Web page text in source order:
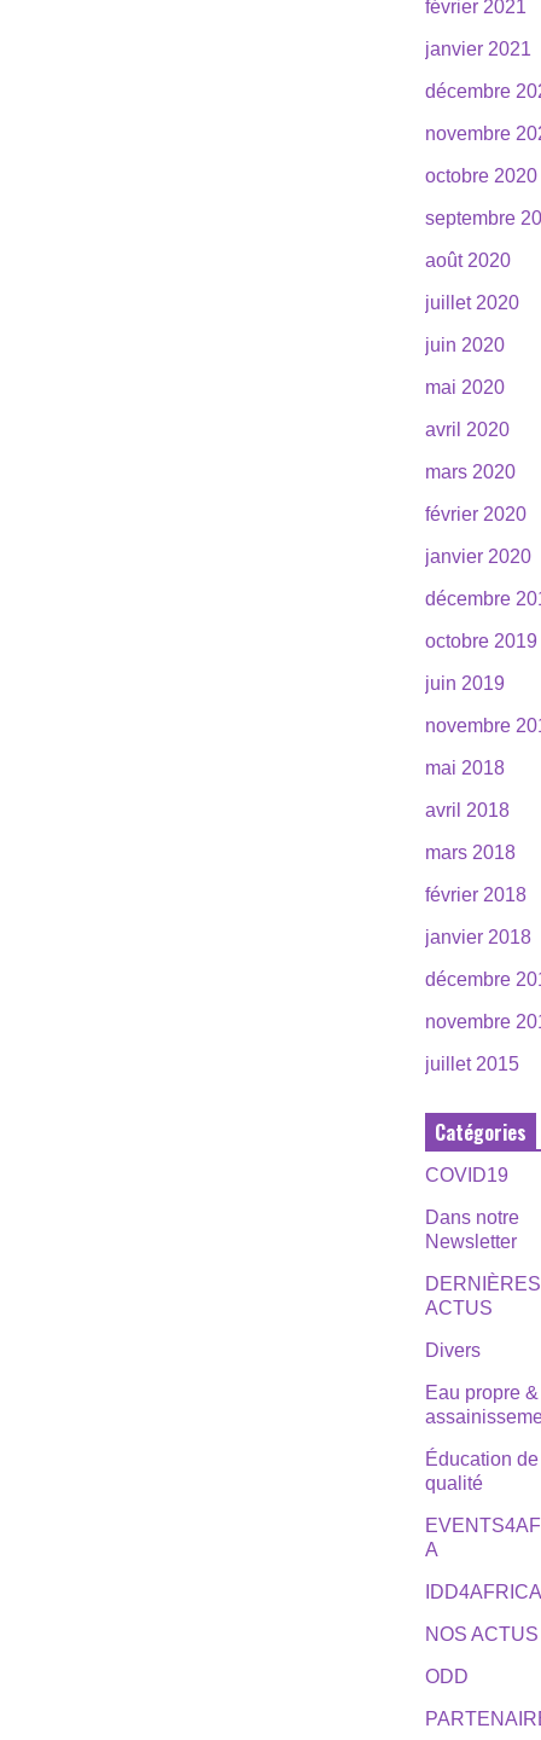
février 2021
janvier 2021
décembre
novembre
octobre 2020
septembre
août 2020
juillet 2020
juin 2020
mai 2020
avril 2020
mars 2020
février 2020
janvier 2020
décembre
octobre 2019
juin 2019
novembre
mai 2018
avril 2018
mars 2018
février 2018
janvier 2018
décembre
novembre
juillet 2015
Catégories
COVID19
Dans notre
Newsletter
DERNIÈRES
ACTUS
Divers
Eau propre &
Éducation de
qualité
A
NOS ACTUS
ODD